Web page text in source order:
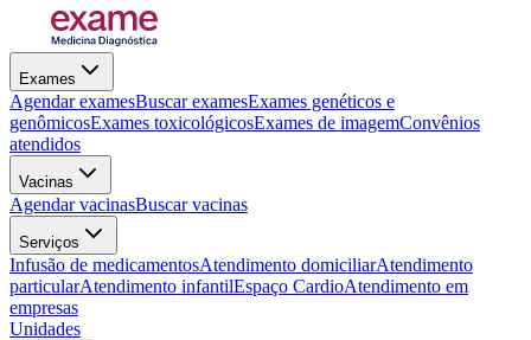
Exames
Agendar examesBuscar examesExames genéticos e
genômicosExames toxicológicosExames de imagemConvênios
atendidos
Vacinas
Agendar vacinasBuscar vacinas
Serviços
Infusão de medicamentosAtendimento domiciliarAtendimento
particularAtendimento infantilEspaço CardioAtendimento em
empresas
Unidades